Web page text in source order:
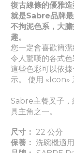
復古線條的優雅
就是Sabre品牌最
不拘泥色系，大
趣。
您一定會喜歡簡
令人驚嘆的各式色
這些色彩可以依
示。 使用 «Icon»
Sabre主餐叉子，
具主角之一。
尺寸： 22 公分
保養： 洗碗機適